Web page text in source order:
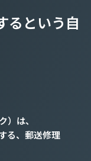
るという自
）は、
る、郵送修理